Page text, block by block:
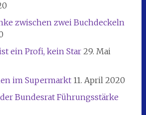
zwischen zwei Buchdeckeln
ein Profi, kein Star 29. Mai
im Supermarkt 11. April 2020
Bundesrat Führungsstärke